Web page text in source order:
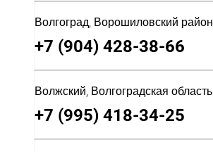
Волгоград, Ворошиловский район
+7 (904) 428-38-66
Волжский, Волгоградская область
+7 (995) 418-34-25